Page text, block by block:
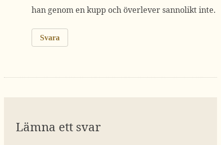
han genom en kupp och överlever sannolikt inte.
Svara
Lämna ett svar